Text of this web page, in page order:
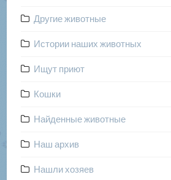
Другие животные
Истории наших животных
Ищут приют
Кошки
Найденные животные
Наш архив
Нашли хозяев